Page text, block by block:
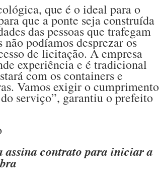
que é o ideal para o
que a ponte seja construída
das pessoas que trafegam
podíamos desprezar os
de licitação. A empresa
experiência e é tradicional
com os containers e
Vamos exigir o cumprimento
serviço”, garantiu o prefeito
assina contrato para iniciar a